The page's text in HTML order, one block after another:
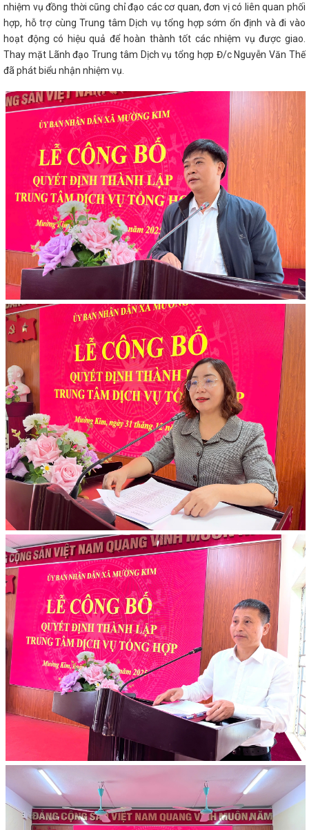
nhiệm vụ đồng thời cũng chỉ đạo các cơ quan, đơn vị có liên quan phối
hợp, hỗ trợ cùng Trung tâm Dịch vụ tổng hợp sớm ổn định và đi vào
hoạt động có hiệu quả để hoàn thành tốt các nhiệm vụ được giao.
Thay mặt Lãnh đạo Trung tâm Dịch vụ tổng hợp Đ/c Nguyễn Văn Thế
đã phát biểu nhận nhiệm vụ.